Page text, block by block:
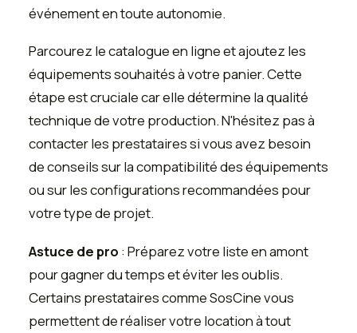
événement en toute autonomie.
Parcourez le catalogue en ligne et ajoutez les
équipements souhaités à votre panier. Cette
étape est cruciale car elle détermine la qualité
technique de votre production. N'hésitez pas à
contacter les prestataires si vous avez besoin
de conseils sur la compatibilité des équipements
ou sur les configurations recommandées pour
votre type de projet.
Astuce de pro : Préparez votre liste en amont
pour gagner du temps et éviter les oublis.
Certains prestataires comme SosCine vous
permettent de réaliser votre location à tout